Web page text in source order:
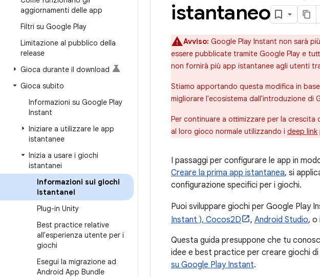
aggiornamenti delle app
Filtri su Google Play
Limitazione al pubblico della
release
Gioca durante il download
Gioca subito
Informazioni su Google Play
Instant
Iniziare a utilizzare le app
istantanee
Inizia a usare i giochi
istantanei
Informazioni sui giochi
istantanei
Plug-in Unity
Best practice relative
all'esperienza utente per i
giochi
Esegui la migrazione ad
Android App Bundle
istantaneo
Avviso: Google Play Instant non sarà
essere pubblicate tramite Google Play e
non fornirà più app istantanee agli utenti
Stiamo apportando questa modifica in
migliorare l'ecosistema dall'introduzione di
Per continuare a ottimizzare per la
al loro gioco normale utilizzando i deep link
I passaggi per configurare le app in
Creare la prima app istantanea, si
configurazione specifici per i giochi.
Puoi sviluppare giochi per Google Play
Instant ), Cocos2D , Android Studio, o
Questa guida presuppone che tu
idee e best practice per creare giochi di
su Google Play Instant.